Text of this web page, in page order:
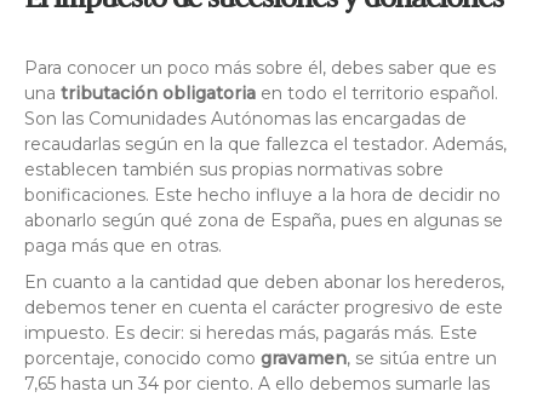
Para conocer un poco más sobre él, debes saber que es
una tributación obligatoria en todo el territorio español.
Son las Comunidades Autónomas las encargadas de
recaudarlas según en la que fallezca el testador. Además,
establecen también sus propias normativas sobre
bonificaciones. Este hecho influye a la hora de decidir no
abonarlo según qué zona de España, pues en algunas se
paga más que en otras.
En cuanto a la cantidad que deben abonar los herederos,
debemos tener en cuenta el carácter progresivo de este
impuesto. Es decir: si heredas más, pagarás más. Este
porcentaje, conocido como gravamen, se sitúa entre un
7,65 hasta un 34 por ciento. A ello debemos sumarle las